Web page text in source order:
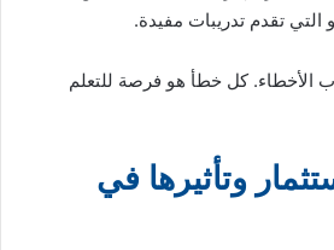
التي تقدم تدريبات مفيدة.
الأخطاء. كل خطأ هو فرصة للتعلم
وتأثيرها في